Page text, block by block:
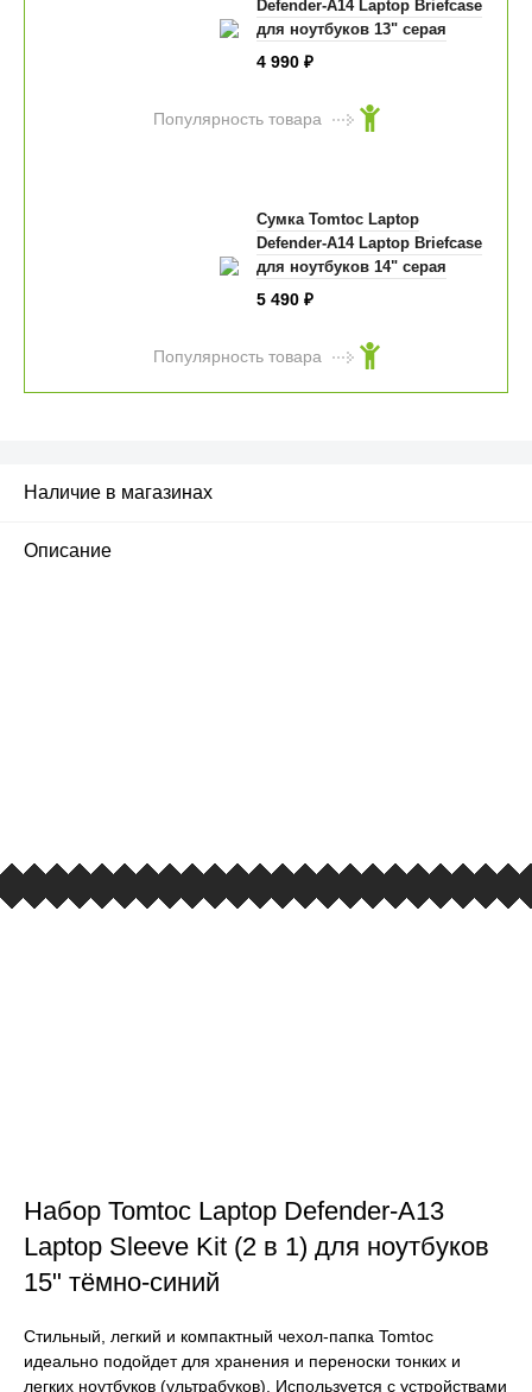
Defender-A14 Laptop Briefcase
для ноутбуков 13" серая
4 990 ₽
Популярность товара
Сумка Tomtoc Laptop
Defender-A14 Laptop Briefcase
для ноутбуков 14" серая
5 490 ₽
Популярность товара
Наличие в магазинах
Описание
Набор Tomtoc Laptop Defender-A13
Laptop Sleeve Kit (2 в 1) для ноутбуков
15" тёмно-синий
Стильный, легкий и компактный чехол-папка Tomtoc
идеально подойдет для хранения и переноски тонких и
легких ноутбуков (ультрабуков). Используется с устройствами